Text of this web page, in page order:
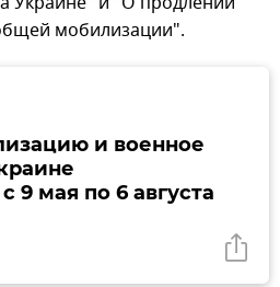
мобилизации".
и военное
9 мая по 6 августа